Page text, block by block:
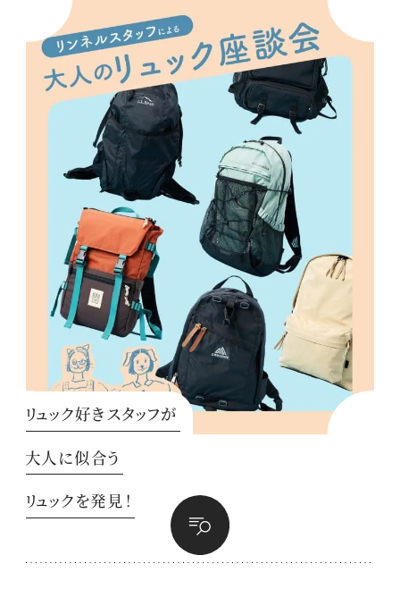
リュック好きスタッフが
大人に似合う
リュックを発見！